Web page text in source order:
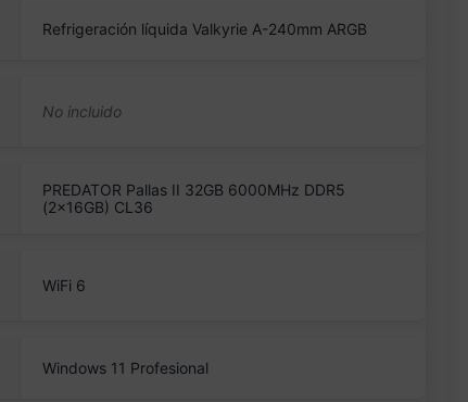
Refrigeración líquida Valkyrie A-240mm ARGB
PREDATOR Pallas II 32GB 6000MHz DDR5
(2x16GB) CL36
WiFi 6
Windows 11 Profesional